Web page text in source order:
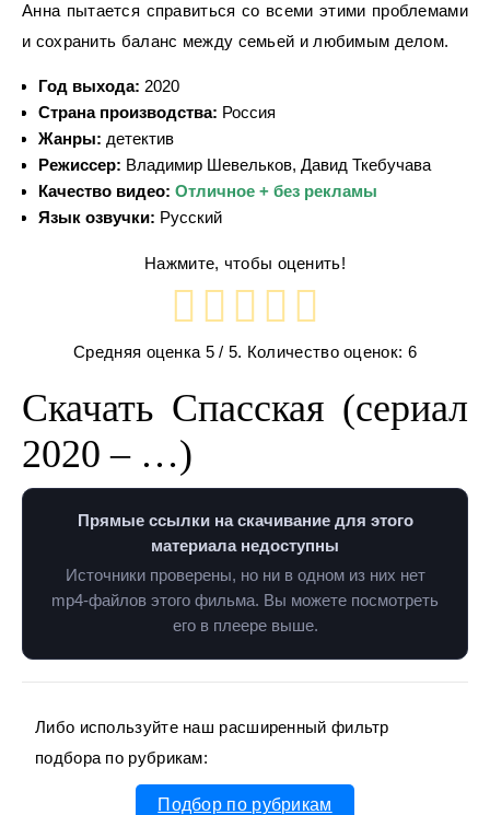
Анна пытается справиться со всеми этими проблемами
и сохранить баланс между семьей и любимым делом.
Год выхода: 2020
Страна производства: Россия
Жанры: детектив
Режиссер: Владимир Шевельков, Давид Ткебучава
Качество видео: Отличное + без рекламы
Язык озвучки: Русский
Нажмите, чтобы оценить!
Средняя оценка 5 / 5. Количество оценок: 6
Скачать Спасская (сериал
2020 – …)
Прямые ссылки на скачивание для этого
материала недоступны
Источники проверены, но ни в одном из них нет
mp4-файлов этого фильма. Вы можете посмотреть
его в плеере выше.
Либо используйте наш расширенный фильтр
подбора по рубрикам:
Подбор по рубрикам